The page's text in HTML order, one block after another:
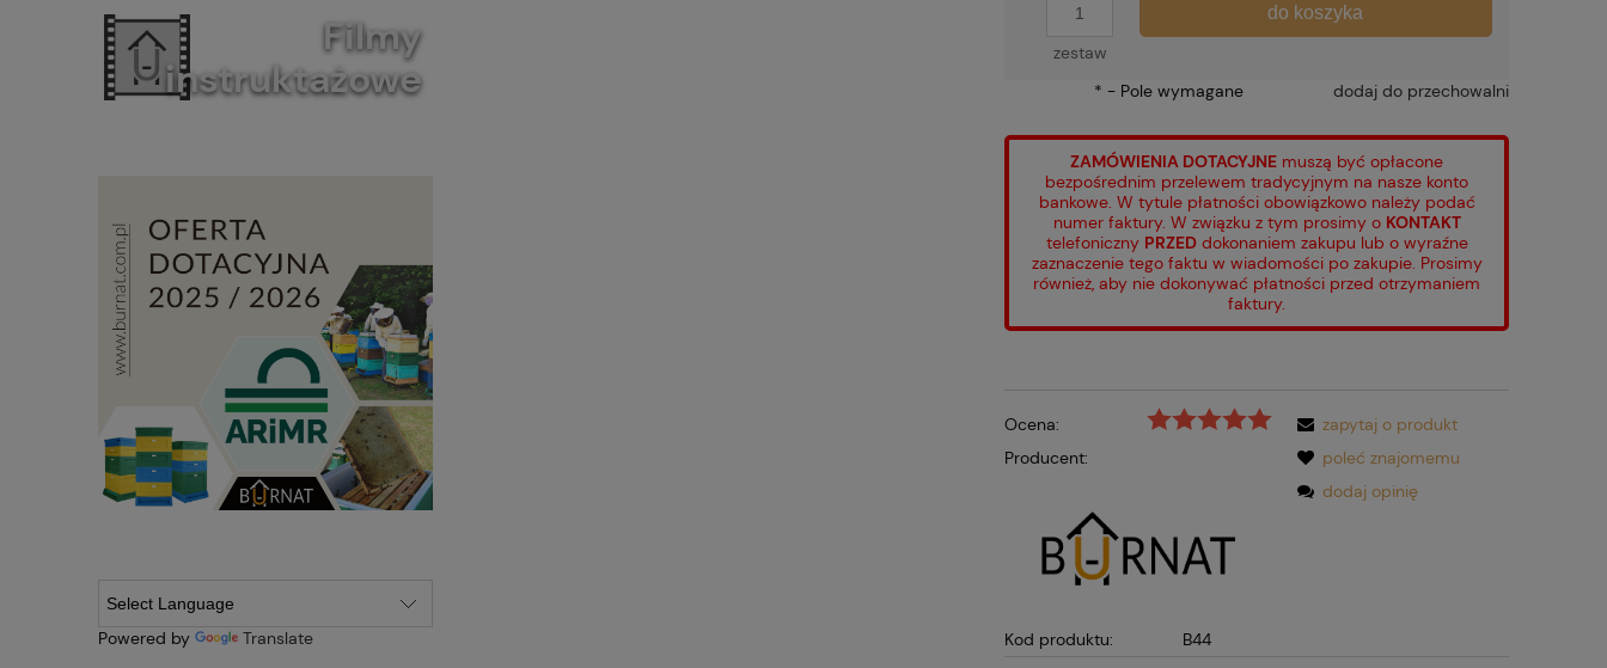
Filmy
instruktażowe
Powered by Translate
zestaw
do koszyka
dodaj do przechowalni
* - Pole wymagane
ZAMÓWIENIA DOTACYJNE muszą być opłacone
bezpośrednim przelewem tradycyjnym na nasze konto
bankowe. W tytule płatności obowiązkowo należy podać
numer faktury. W związku z tym prosimy o KONTAKT
telefoniczny PRZEDdokonaniem zakupu lub o wyraźne
zaznaczenie tego faktu w wiadomości po zakupie. Prosimy
również, aby nie dokonywać płatności przed otrzymaniem
faktury.
Ocena:
Producent:
Kod produktu: B44
zapytaj o produkt
poleć znajomemu
dodaj opinię